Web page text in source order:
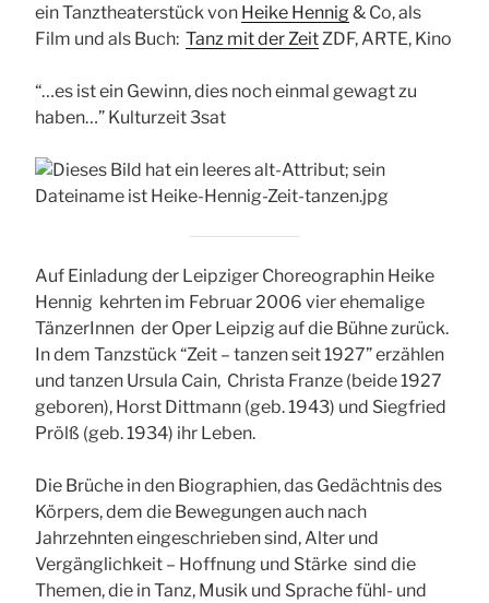
ein Tanztheaterstück von Heike Hennig& Co, als
Film und als Buch: Tanz mit der Zeit ZDF, ARTE, Kino
“…es ist ein Gewinn, dies noch einmal gewagt zu
haben…” Kulturzeit 3sat
Auf Einladung der Leipziger Choreographin Heike
Hennig kehrten im Februar 2006 vier ehemalige
TänzerInnen der Oper Leipzig auf die Bühne zurück.
In dem Tanzstück “Zeit – tanzen seit 1927” erzählen
und tanzen Ursula Cain, Christa Franze (beide 1927
geboren), Horst Dittmann (geb. 1943) und Siegfried
Prölß (geb. 1934) ihr Leben.
Die Brüche in den Biographien, das Gedächtnis des
Körpers, dem die Bewegungen auch nach
Jahrzehnten eingeschrieben sind, Alter und
Vergänglichkeit – Hoffnung und Stärke sind die
Themen, die in Tanz, Musik und Sprache fühl- und